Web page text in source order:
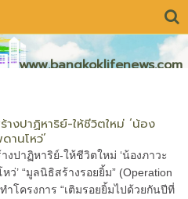
www.bangkoklifenews.com
างปาฏิหาริย์-ให้ชีวิตใหม่ ‘น้อง
านโหว่’
งปาฏิหาริย์-ให้ชีวิตใหม่ ‘น้องภาวะ
ว่’ “มูลนิธิสร้างรอยยิ้ม” (Operation
ำโครงการ “เติมรอยยิ้มไปด้วยกันปีที่